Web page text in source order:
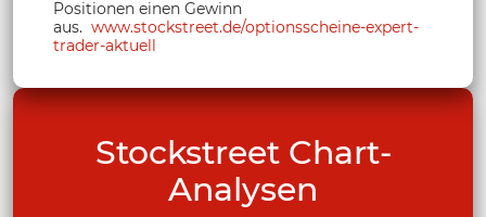
Positionen einen Gewinn
aus. www.stockstreet.de/optionsscheine-expert-
trader-aktuell
Stockstreet Chart-
Analysen